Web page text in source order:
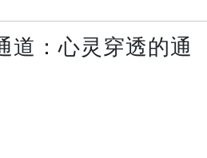
道：心灵穿透的通